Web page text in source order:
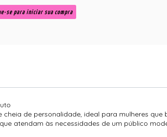
se para iniciar sua compra
cheia de personalidade, ideal para mulheres
atendam às necessidades de um público